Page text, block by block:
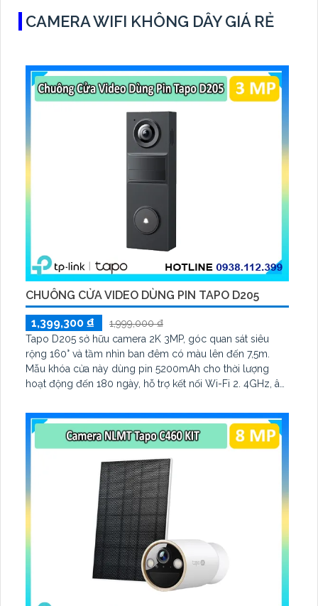
CAMERA WIFI KHÔNG DÂY GIÁ RẺ
CHUÔNG CỬA VIDEO DÙNG PIN TAPO D205
1,399,300 ₫
1,999,000 ₫
Tapo D205 sở hữu camera 2K 3MP, góc quan sát siêu
rộng 160° và tầm nhìn ban đêm có màu lên đến 7,5m.
Mẫu khóa cửa này dùng pin 5200mAh cho thời lượng
hoạt động đến 180 ngày, hỗ trợ kết nối Wi-Fi 2. 4GHz, âm